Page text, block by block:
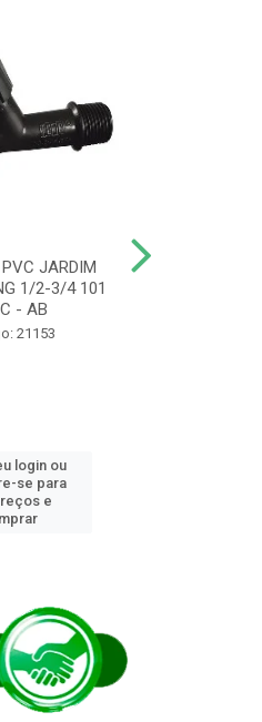
JARDIM
1/2-3/4 101
- AB
21153
login ou
se para
e